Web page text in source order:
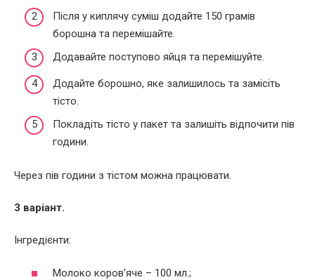
Після у киплячу суміш додайте 150 грамів
борошна та перемішайте.
Додавайте поступово яйця та перемішуйте.
Додайте борошно, яке залишилось та замісіть
тісто.
Покладіть тісто у пакет та залишіть відпочити пів
години.
Через пів години з тістом можна працювати.
3 варіант.
Інгредієнти:
Молоко коров’яче – 100 мл.;